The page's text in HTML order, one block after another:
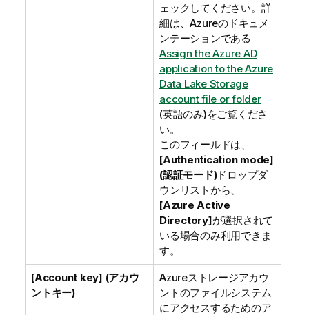
ェックしてください。詳
細は、Azureのドキュメ
ンテーションである
Assign the Azure AD
application to the Azure
Data Lake Storage
account file or folder
(英語のみ)をご覧くださ
い。
このフィールドは、
[Authentication mode]
(認証モード)ドロップダ
ウンリストから、
[Azure Active
Directory]が選択されて
いる場合のみ利用できま
す。
[Account key] (アカウ
ントキー)
Azureストレージアカウ
ントのファイルシステム
にアクセスするためのア